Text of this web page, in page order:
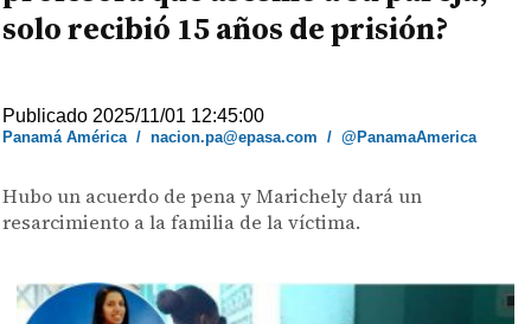
solo recibió 15 años de prisión?
Publicado 2025/11/01 12:45:00
Panamá América/nacion.pa@epasa.com /@PanamaAmerica
Hubo un acuerdo de pena y Marichely dará un
resarcimiento a la familia de la víctima.